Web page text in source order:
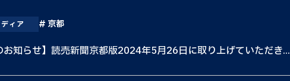
ィア 京都
お知らせ】読売新聞京都版2024年5月26日に取り上げていただき...